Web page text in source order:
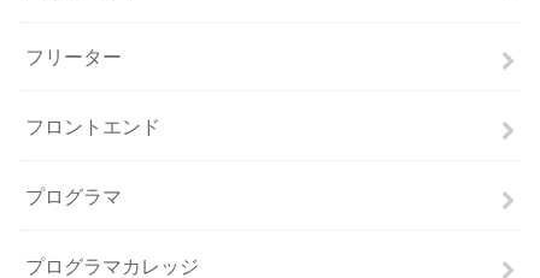
フリーター
フロントエンド
プログラマ
プログラマカレッジ